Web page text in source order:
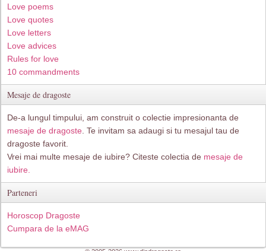
Love poems
Love quotes
Love letters
Love advices
Rules for love
10 commandments
Mesaje de dragoste
De-a lungul timpului, am construit o colectie impresionanta de
mesaje de dragoste . Te invitam sa adaugi si tu mesajul tau de
dragoste favorit.
Vrei mai multe mesaje de iubire? Citeste colectia de mesaje de
iubire.
Parteneri
Horoscop Dragoste
Cumpara de la eMAG